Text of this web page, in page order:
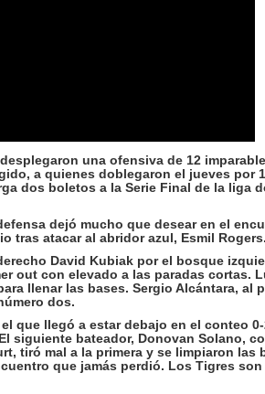
una ofensiva de 12
a quienes doblegaron el jueves por
dos boletos a la Serie Final de la liga
dejó mucho que desear en el
tras atacar al abridor azul, Esmil Rogers.
David Kubiak por el bosque
out con elevado a las paradas cortas.
llenar las bases. Sergio Alcántara, al
dos.
que llegó a estar debajo en el conteo
siguiente bateador, Donovan Solano,
tiró mal a la primera y se limpiaron las
que jamás perdió. Los Tigres